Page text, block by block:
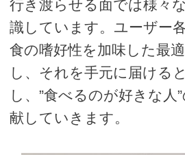
⾏き渡らせる⾯では様々
識しています。ユーザー
⾷の嗜好性を加味した最
し、それを⼿元に届ける
し、”⾷べるのが好きな⼈
献していきます。